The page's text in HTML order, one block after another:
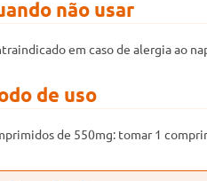
não usar
em caso de alergia ao
de uso
de 550mg: tomar 1